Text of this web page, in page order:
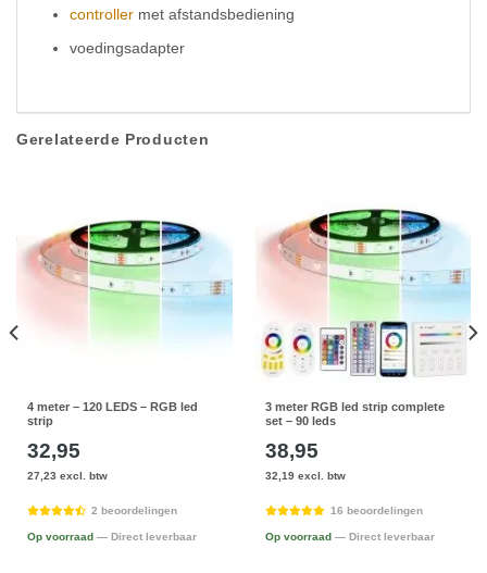
controller met afstandsbediening
voedingsadapter
Gerelateerde Producten
4 meter – 120 LEDS – RGB led
strip
32,95
27,23 excl. btw
2 beoordelingen
Op voorraad — Direct leverbaar
3 meter RGB led strip complete
set – 90 leds
38,95
32,19 excl. btw
16 beoordelingen
Op voorraad — Direct leverbaar